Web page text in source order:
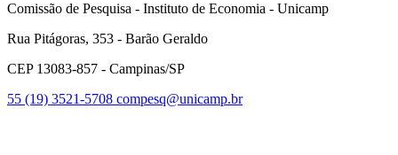
Comissão de Pesquisa - Instituto de Economia - Unicamp
Rua Pitágoras, 353 - Barão Geraldo
CEP 13083-857 - Campinas/SP
55 (19) 3521-5708 compesq@unicamp.br